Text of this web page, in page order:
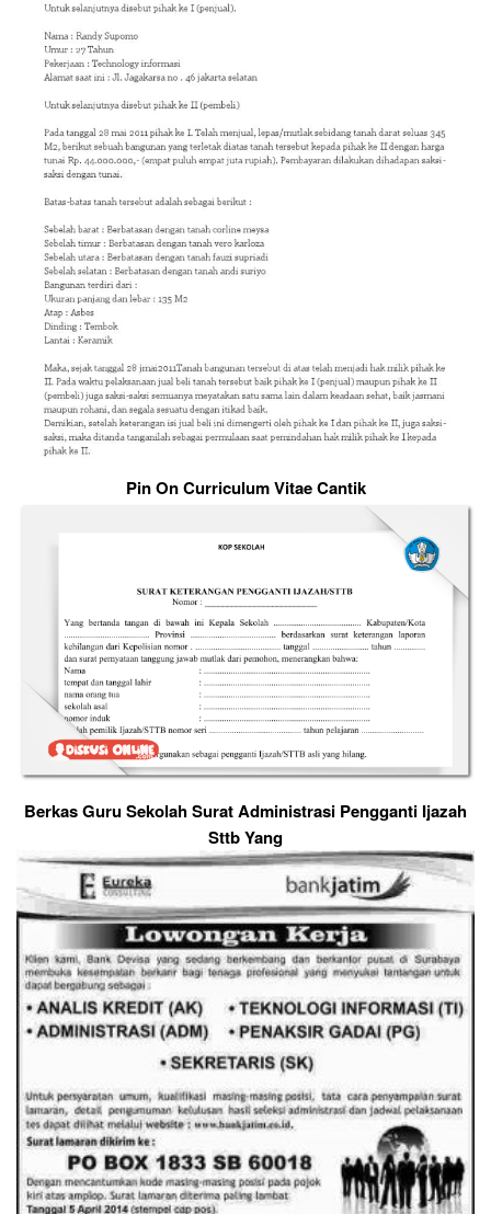
Pin On Curriculum Vitae Cantik
Berkas Guru Sekolah Surat Administrasi Pengganti Ijazah
Sttb Yang